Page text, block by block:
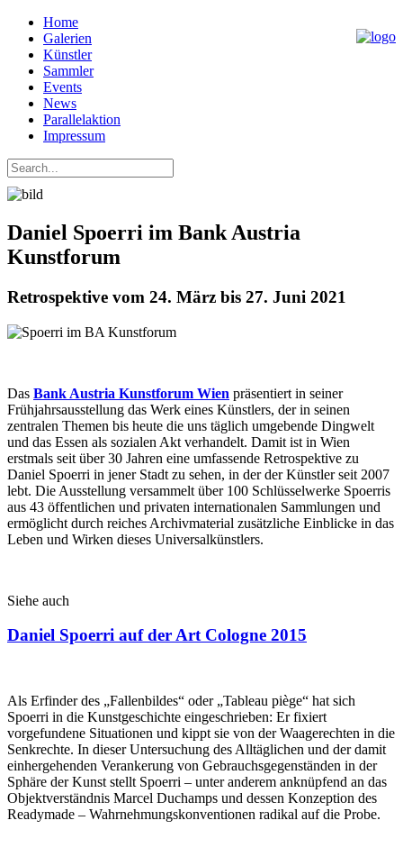
Home
Galerien
Künstler
Sammler
Events
News
Parallelaktion
Impressum
Daniel Spoerri im Bank Austria
Kunstforum
Retrospektive vom 24. März bis 27. Juni 2021
Das Bank Austria Kunstforum Wien präsentiert in seiner
Frühjahrsausstellung das Werk eines Künstlers, der in seinen
zentralen Themen bis heute die uns täglich umgebende Dingwelt
und das Essen als sozialen Akt verhandelt. Damit ist in Wien
erstmals seit über 30 Jahren eine umfassende Retrospektive zu
Daniel Spoerri in jener Stadt zu sehen, in der der Künstler seit 2007
lebt. Die Ausstellung versammelt über 100 Schlüsselwerke Spoerris
aus 43 öffentlichen und privaten internationalen Sammlungen und
ermöglicht durch reiches Archivmaterial zusätzliche Einblicke in das
Leben und Wirken dieses Universalkünstlers.
Siehe auch
Daniel Spoerri auf der Art Cologne 2015
Als Erfinder des „Fallenbildes“ oder „Tableau piège“ hat sich
Spoerri in die Kunstgeschichte eingeschrieben: Er fixiert
vorgefundene Situationen und kippt sie von der Waagerechten in die
Senkrechte. In dieser Untersuchung des Alltäglichen und der damit
einhergehenden Verankerung von Gebrauchsgegenständen in der
Sphäre der Kunst stellt Spoerri – unter anderem anknüpfend an das
Objektverständnis Marcel Duchamps und dessen Konzeption des
Readymade – Wahrnehmungskonventionen radikal auf die Probe.